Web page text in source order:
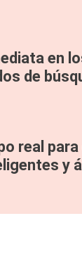
en
de
real
y